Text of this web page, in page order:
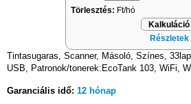
Törlesztés: Ft/hó
Kalkuláció
Részletek
Tintasugaras, Scanner, Másoló, Színes,
USB, Patronok/tonerek:EcoTank 103, WiFi,
Garanciális idő: 12 hónap